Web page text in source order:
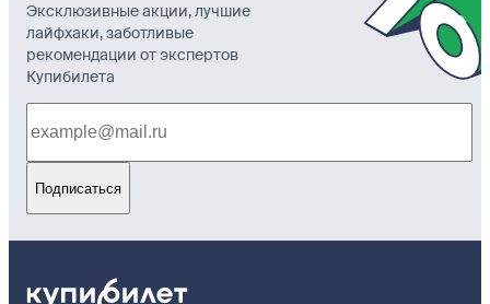
Эксклюзивные акции, лучшие
лайфхаки, заботливые
рекомендации от экспертов
Купибилета
Подписаться